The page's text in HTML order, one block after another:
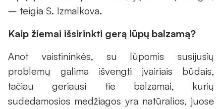
– teigia S. Izmalkova.
Kaip žiemai išsirinkti gerą lūpų balzamą?
Anot vaistininkės, su lūpomis susijusių
problemų galima išvengti įvairiais būdais,
tačiau geriausi tie balzamai, kurių
sudedamosios medžiagos yra natūralios, juose